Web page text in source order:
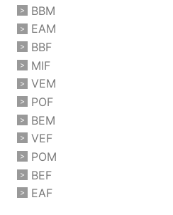
BBM
EAM
BBF
MIF
VEM
POF
BEM
VEF
POM
BEF
EAF